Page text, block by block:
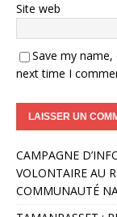
Site web
Save my
next time I
l
t
e
r
CAMPAGNE
VOLONTAIRE AU
COMMUNAUTÉ